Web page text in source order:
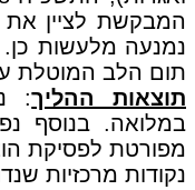
נמנעה מלעשות
תום הלב המוטלת
תוצאות ההליך:
במלואה. בנוסף
מפורטת לפסיקת
נקודות מרכזיות